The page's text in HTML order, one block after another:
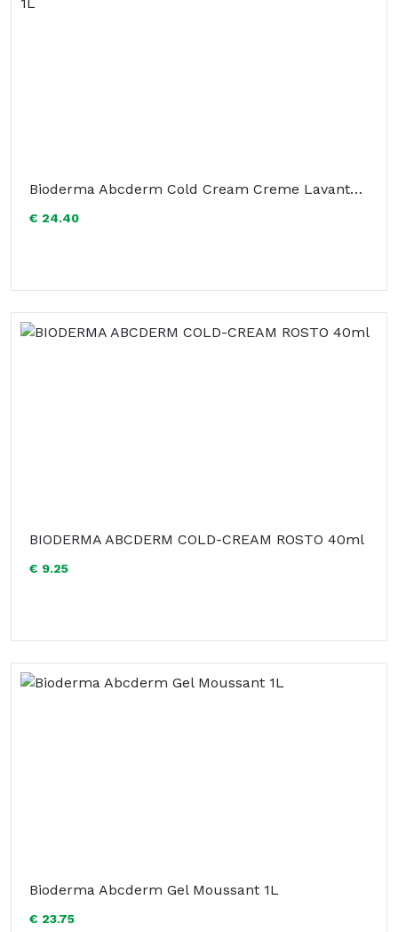
Bioderma Abcderm Cold Cream Creme Lavante 1L
€ 24.40
BIODERMA ABCDERM COLD-CREAM ROSTO 40ml
€ 9.25
Bioderma Abcderm Gel Moussant 1L
€ 23.75